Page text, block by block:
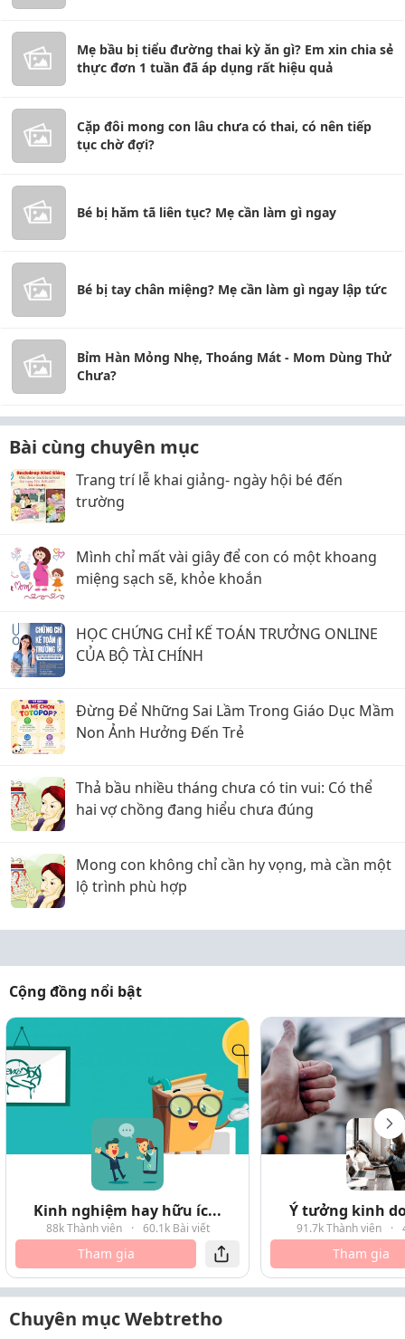
Mẹ bầu bị tiểu đường thai kỳ ăn gì? Em xin chia sẻ
thực đơn 1 tuần đã áp dụng rất hiệu quả
Cặp đôi mong con lâu chưa có thai, có nên tiếp
tục chờ đợi?
Bé bị hăm tã liên tục? Mẹ cần làm gì ngay
Bé bị tay chân miệng? Mẹ cần làm gì ngay lập tức
Bỉm Hàn Mỏng Nhẹ, Thoáng Mát - Mom Dùng Thử
Chưa?
Bài cùng chuyên mục
Trang trí lễ khai giảng- ngày hội bé đến
trường
Mình chỉ mất vài giây để con có một khoang
miệng sạch sẽ, khỏe khoắn
HỌC CHỨNG CHỈ KẾ TOÁN TRƯỞNG ONLINE
CỦA BỘ TÀI CHÍNH
Đừng Để Những Sai Lầm Trong Giáo Dục Mầm
Non Ảnh Hưởng Đến Trẻ
Thả bầu nhiều tháng chưa có tin vui: Có thể
hai vợ chồng đang hiểu chưa đúng
Mong con không chỉ cần hy vọng, mà cần một
lộ trình phù hợp
Cộng đồng nổi bật
Kinh nghiệm hay hữu íc...
88k Thành viên · 60.1k Bài viết
Tham gia
Ý tưởng kinh
91.7k Thành viên ·
Tham gia
Chuyên mục Webtretho